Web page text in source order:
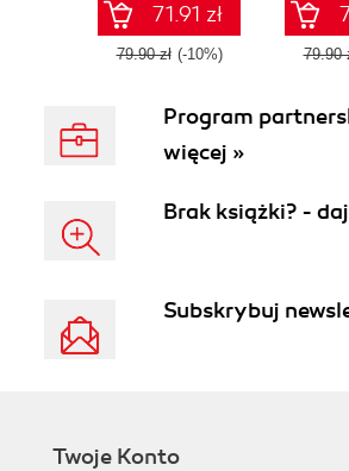
71.91 zł
79.90 zł (-10%) 79.90
Program
więcej »
Brak książki? -
Subskrybuj
Twoje Konto